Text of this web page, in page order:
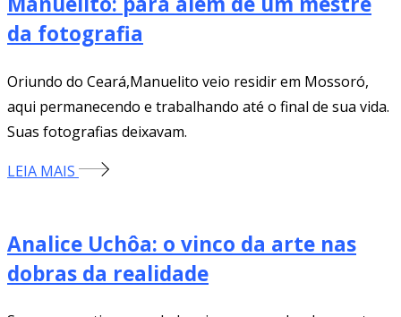
da fotografia
Oriundo do Ceará,Manuelito veio residir em Mossoró,
aqui permanecendo e trabalhando até o final de sua vida.
Suas fotografias deixavam.
LEIA MAIS
Analice Uchôa: o vinco da arte nas
dobras da realidade